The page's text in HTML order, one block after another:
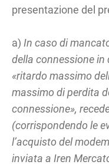
presentazione del
a) In caso di
della connessione in
«ritardo massimo
massimo di perdita
connessione»,
(corrispondendo le
l’acquisto del
inviata a Iren